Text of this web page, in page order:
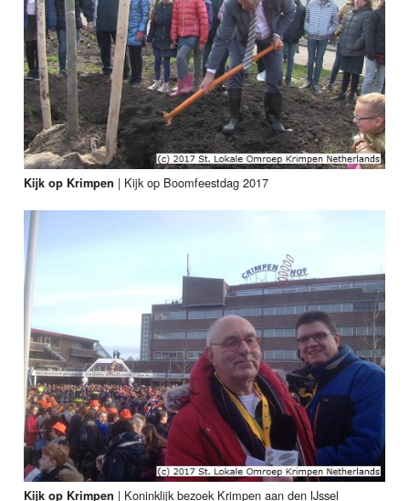
Kijk op Krimpen | Kijk op Boomfeestdag 2017
Kijk op Krimpen | Koninklijk bezoek Krimpen aan den IJssel